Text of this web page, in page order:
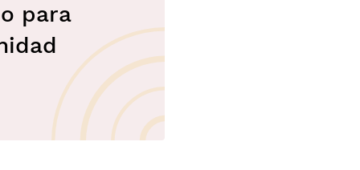
para